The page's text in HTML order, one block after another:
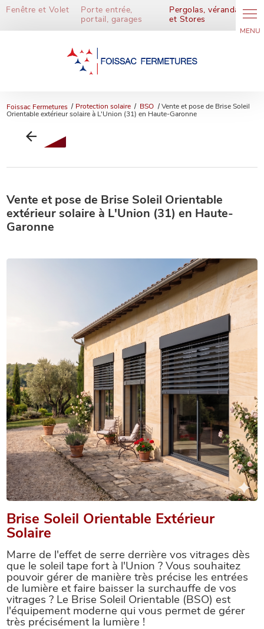
Fenêtre et Volet
Porte entrée,
portail, garages
Pergolas, vérandas
et Stores
Foissac Fermetures Protection solaire BSO
Vente et pose de Brise Soleil
Orientable extérieur solaire à L'Union (31) en Haute-Garonne
Vente et pose de Brise Soleil Orientable
extérieur solaire à L'Union (31) en Haute-
Garonne
Brise Soleil Orientable Extérieur
Solaire
Marre de l'effet de serre derrière vos vitrages dès
que le soleil tape fort à l'Union ? Vous souhaitez
pouvoir gérer de manière très précise les entrées
de lumière et faire baisser la surchauffe de vos
vitrages ? Le Brise Soleil Orientable (BSO) est
l'équipement moderne qui vous permet de gérer
très précisément la lumière !
Panneau de gestion des cookies